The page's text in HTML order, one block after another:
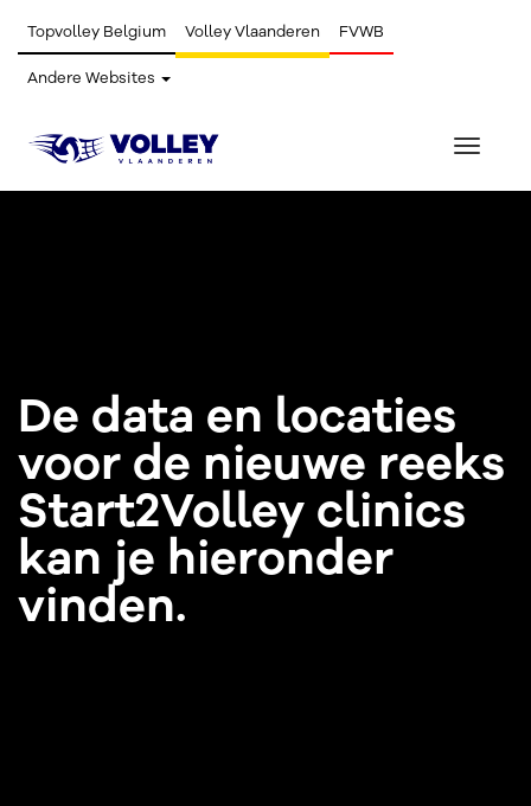
Topvolley Belgium Volley Vlaanderen FVWB
Andere Websites
Toggle
De data en locaties
voor de nieuwe reeks
Start2Volley clinics
kan je hieronder
vinden.